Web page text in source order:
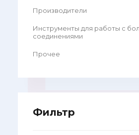
Производители
Инструменты для работы с
соединениями
Прочее
Фильтр